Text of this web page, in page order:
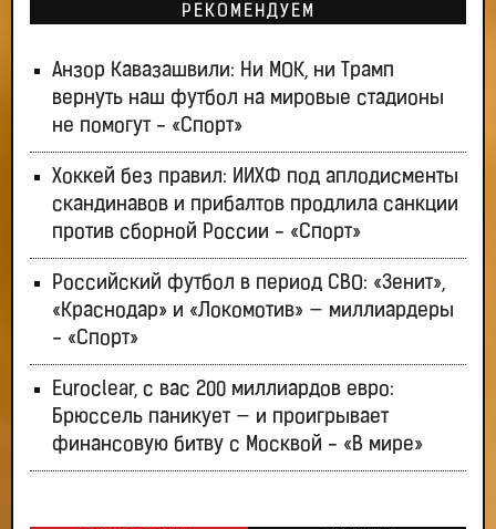
РЕКОМЕНДУЕМ
Анзор Кавазашвили: Ни МОК, ни Трамп
вернуть наш футбол на мировые стадионы
не помогут - «Спорт»
Хоккей без правил: ИИХФ под аплодисменты
скандинавов и прибалтов продлила санкции
против сборной России - «Спорт»
Российский футбол в период СВО: «Зенит»,
«Краснодар» и «Локомотив» — миллиардеры
- «Спорт»
Euroclear, с вас 200 миллиардов евро:
Брюссель паникует — и проигрывает
финансовую битву с Москвой - «В мире»